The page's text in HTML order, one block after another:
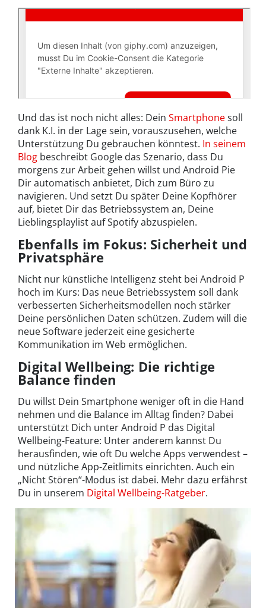
Und das ist noch nicht alles: Dein Smartphonesoll
dank K.I. in der Lage sein, vorauszusehen, welche
Unterstützung Du gebrauchen könntest. In seinem
Blog beschreibt Google das Szenario, dass Du
morgens zur Arbeit gehen willst und Android Pie
Dir automatisch anbietet, Dich zum Büro zu
navigieren. Und setzt Du später Deine Kopfhörer
auf, bietet Dir das Betriebssystem an, Deine
Lieblingsplaylist auf Spotify abzuspielen.
Ebenfalls im Fokus: Sicherheit und
Privatsphäre
Nicht nur künstliche Intelligenz steht bei Android P
hoch im Kurs: Das neue Betriebssystem soll dank
verbesserten Sicherheitsmodellen noch stärker
Deine persönlichen Daten schützen. Zudem will die
neue Software jederzeit eine gesicherte
Kommunikation im Web ermöglichen.
Digital Wellbeing: Die richtige
Balance finden
Du willst Dein Smartphone weniger oft in die Hand
nehmen und die Balance im Alltag finden? Dabei
unterstützt Dich unter Android P das Digital
Wellbeing-Feature: Unter anderem kannst Du
herausfinden, wie oft Du welche Apps verwendest –
und nützliche App-Zeitlimits einrichten. Auch ein
„Nicht Stören“-Modus ist dabei. Mehr dazu erfährst
Du in unserem Digital Wellbeing-Ratgeber.